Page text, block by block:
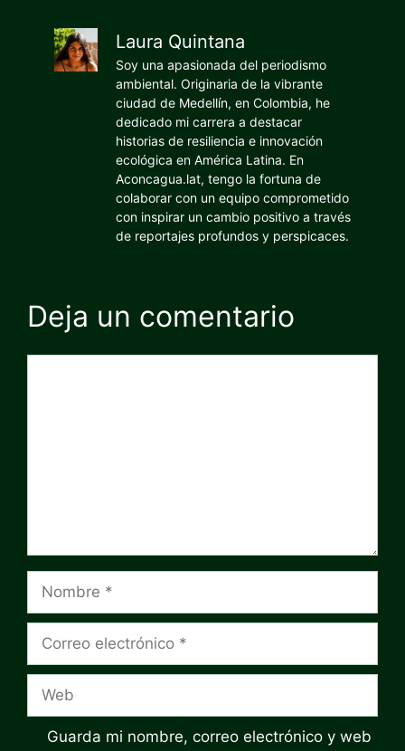
Laura Quintana
Soy una apasionada del periodismo
ambiental. Originaria de la vibrante
ciudad de Medellín, en Colombia, he
dedicado mi carrera a destacar
historias de resiliencia e innovación
ecológica en América Latina. En
Aconcagua.lat, tengo la fortuna de
colaborar con un equipo comprometido
con inspirar un cambio positivo a través
de reportajes profundos y perspicaces.
Deja un comentario
electrónico
Guarda mi nombre, correo electrónico y web